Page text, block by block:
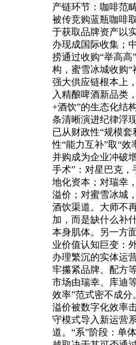
产链环节：咖啡范
被传竞购蓝瓶咖啡
于获取品牌资产以
办现成国际收集；
捞通过收购“举高高
构，蜜雪冰城收购“
强大供应链根本上
入精酿啤酒新品类
+酒饮”的生态化结
条清晰演进纪律浮
已从财政性“规模
性“能力互补”取“效
并购成为企业冲破
手术”：对星巴克，
地化资本；对瑞幸
溢价；对蜜雪冰城
酒饮渠道。大师不
加，而是缺什么补
本身肌体。另一方
业价值认知巨变：
办理繁沉的实体运
牢攥紧品牌、配方
市场由瑞幸、库迪
效率”范式密不成分
溢价被数字化效率
守模式导入新运营
道。“系”阶段：单